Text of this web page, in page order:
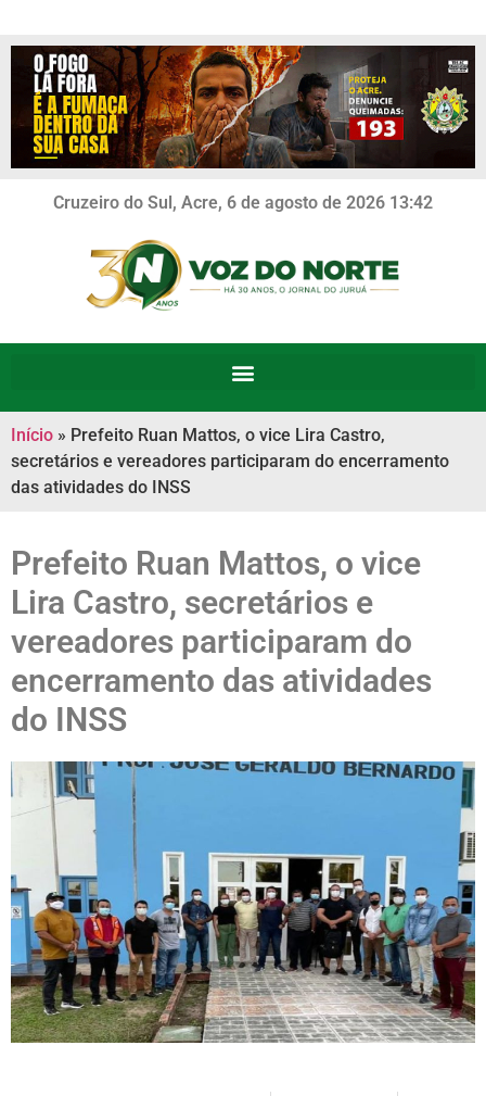
Cruzeiro do Sul, Acre, 6 de agosto de 2026 13:42
Início » Prefeito Ruan Mattos, o vice Lira Castro,
secretários e vereadores participaram do encerramento
das atividades do INSS
Prefeito Ruan Mattos, o vice
Lira Castro, secretários e
vereadores participaram do
encerramento das atividades
do INSS